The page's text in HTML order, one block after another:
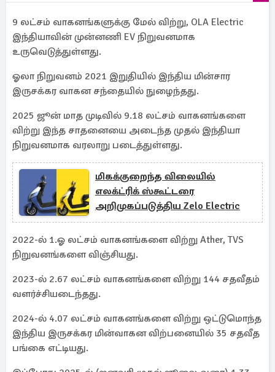
9 லட்சம் வாகனங்களுக்கு மேல் விற்று, OLA Electric
இந்தியாவின் முன்னணி EV நிறுவனமாக
உருவெடுத்துள்ளது.
ஓலா நிறுவனம் 2021 இறுதியில் இந்திய மின்சார
இருசக்கர வாகன சந்தையில் நுழைந்தது.
2025 ஜூன் மாத முடிவில் 9.18 லட்சம் வாகனங்களை
விற்று இந்த சாதனையை அடைந்த முதல் இந்தியா
நிறுவனமாக வரலாறு படைத்துள்ளது.
மிகக்குறைந்த விலையில்
எலக்ட்ரிக் ஸ்கூட்டரை
அறிமுகப்படுத்திய Zelo Electric
2022-ல் 1.ஓ லட்சம் வாகனங்களை விற்று Ather, TVS
நிறுவனங்களை விஞ்சியது.
2023-ல் 2.67 லட்சம் வாகனங்களை விற்று 144 சதவீதம்
வளர்ச்சியடைந்தது.
2024-ல் 4.07 லட்சம் வாகனங்களை விற்று ஒட்டுமொந்த
இந்திய இருசக்கர மின்வாகன விற்பனையில் 35 சதவீத
பங்கை எட்டியது.